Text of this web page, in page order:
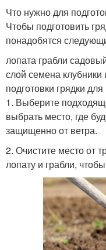
Что нужно для
Чтобы подготовить
понадобятся
лопата грабли
слой семена
подготовки грядки
1. Выберите
выбрать место, где
защищенно от ветра.
2. Очистите место от
лопату и грабли,